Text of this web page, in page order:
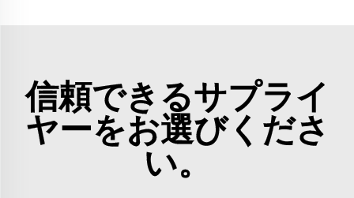
信頼できるサプライ
ヤーをお選びくださ
い。